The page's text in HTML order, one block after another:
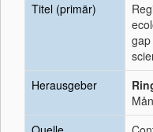
Titel (primär)
Herausgeber